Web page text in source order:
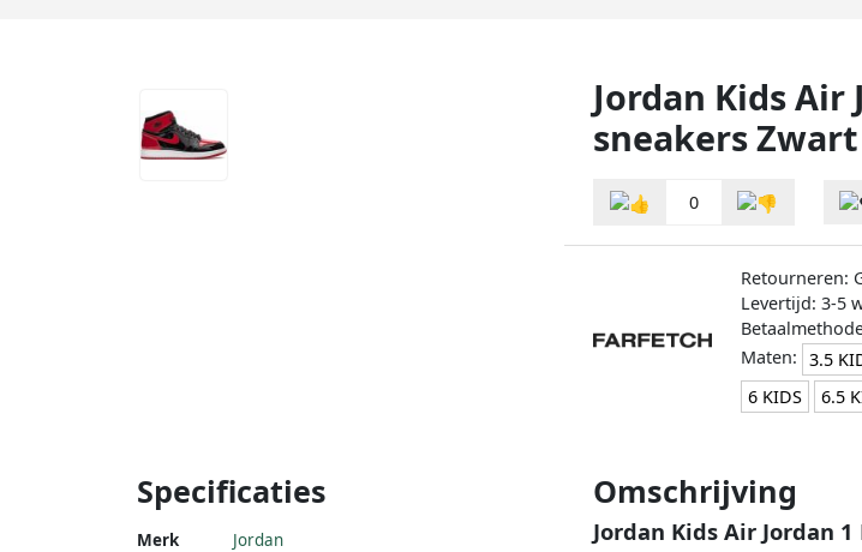
Jordan Kids Air
sneakers Zwart
0
Retourneren:
Levertijd: 3-5
Maten: 3.5
6 KIDS
6.5
Specificaties
Merk Jordan
Omschrijving
Jordan Kids Air Jordan